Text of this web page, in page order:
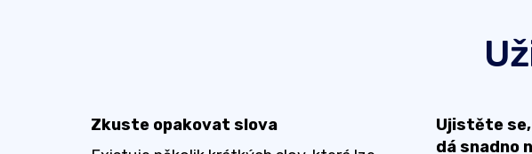
Zkuste opakovat slova
Ujistěte se,
dá snadno